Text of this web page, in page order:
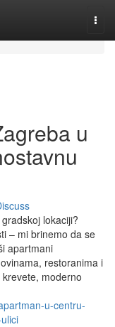
u
lokaciji?
– mi brinemo da se
apartmani
restoranima i
moderno
u-centru-